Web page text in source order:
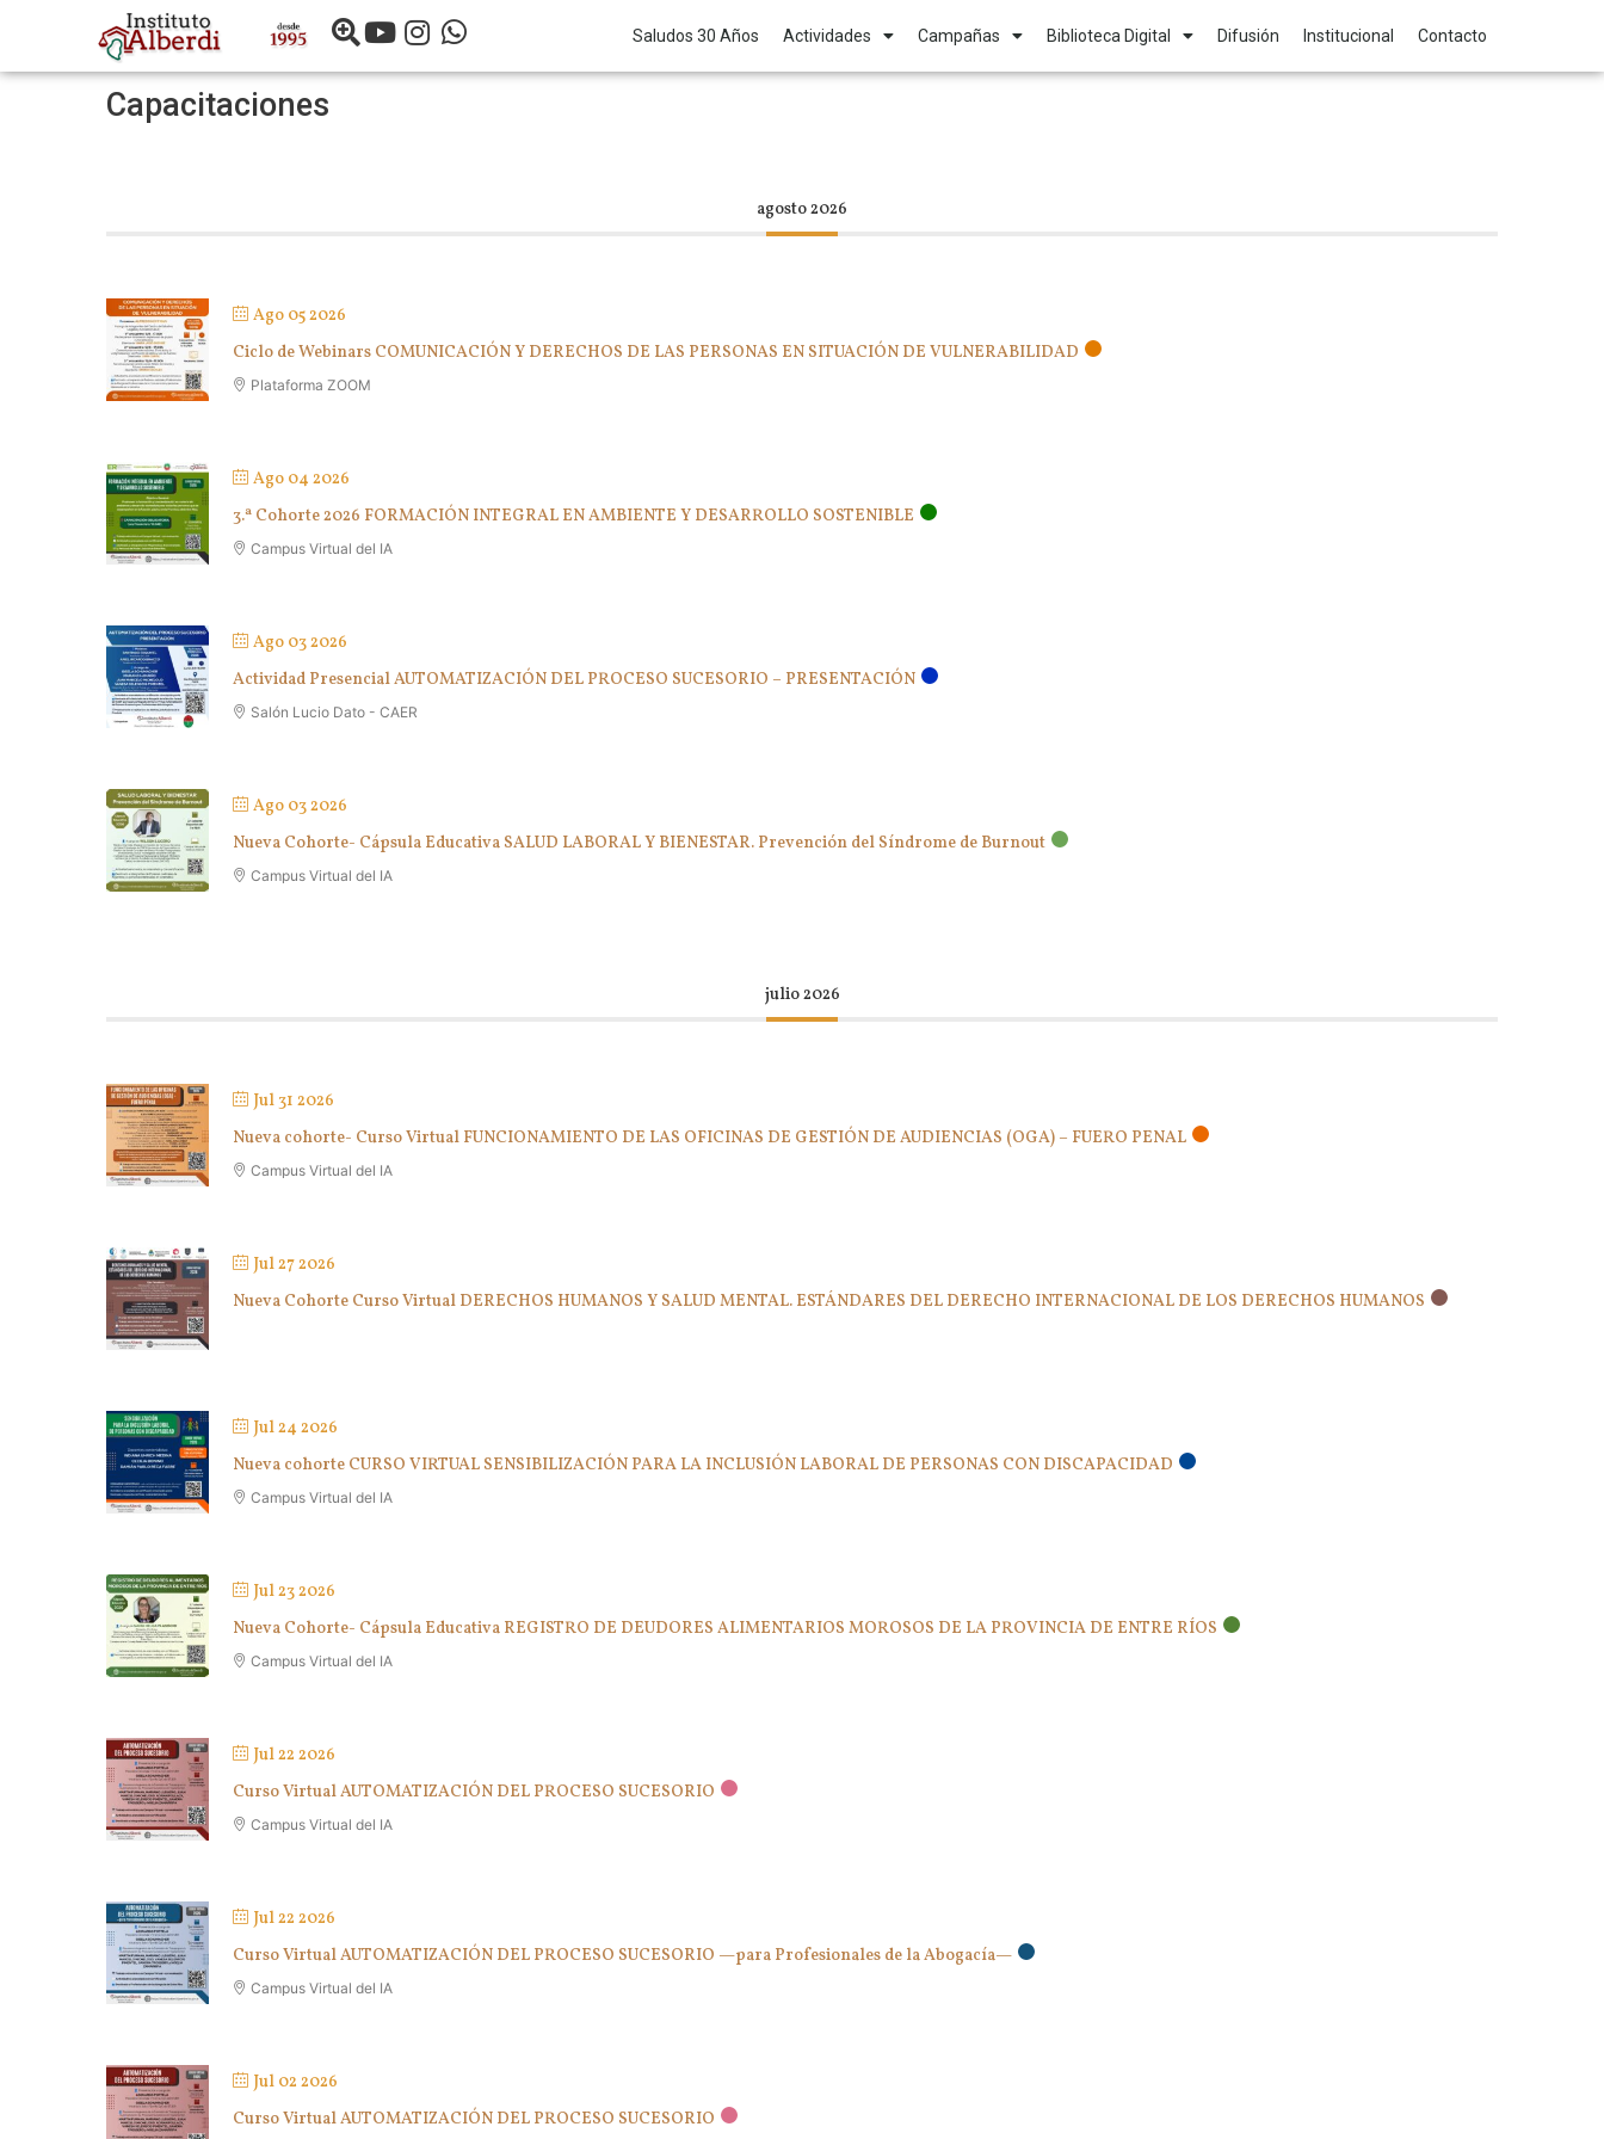
Saludos 30 Años Actividades Campañas Biblioteca Digital Difusión Institucional Contacto
Capacitaciones
agosto 2026
Ago 05 2026
Ciclo de Webinars COMUNICACIÓN Y DERECHOS DE LAS PERSONAS EN SITUACIÓN DE VULNERABILIDAD
Plataforma ZOOM
Ago 04 2026
3.ª Cohorte 2026 FORMACIÓN INTEGRAL EN AMBIENTE Y DESARROLLO SOSTENIBLE
Campus Virtual del IA
Ago 03 2026
Actividad Presencial AUTOMATIZACIÓN DEL PROCESO SUCESORIO – PRESENTACIÓN
Salón Lucio Dato - CAER
Ago 03 2026
Nueva Cohorte- Cápsula Educativa SALUD LABORAL Y BIENESTAR. Prevención del Síndrome de Burnout
Campus Virtual del IA
julio 2026
Jul 31 2026
Nueva cohorte- Curso Virtual FUNCIONAMIENTO DE LAS OFICINAS DE GESTIÓN DE AUDIENCIAS (OGA) – FUERO PENAL
Campus Virtual del IA
Jul 27 2026
Nueva Cohorte Curso Virtual DERECHOS HUMANOS Y SALUD MENTAL. ESTÁNDARES DEL DERECHO INTERNACIONAL DE LOS DERECHOS HUMANOS
Jul 24 2026
Nueva cohorte CURSO VIRTUAL SENSIBILIZACIÓN PARA LA INCLUSIÓN LABORAL DE PERSONAS CON DISCAPACIDAD
Campus Virtual del IA
Jul 23 2026
Nueva Cohorte- Cápsula Educativa REGISTRO DE DEUDORES ALIMENTARIOS MOROSOS DE LA PROVINCIA DE ENTRE RÍOS
Campus Virtual del IA
Jul 22 2026
Curso Virtual AUTOMATIZACIÓN DEL PROCESO SUCESORIO
Campus Virtual del IA
Jul 22 2026
Curso Virtual AUTOMATIZACIÓN DEL PROCESO SUCESORIO —para Profesionales de la Abogacía—
Campus Virtual del IA
Jul 02 2026
Curso Virtual AUTOMATIZACIÓN DEL PROCESO SUCESORIO